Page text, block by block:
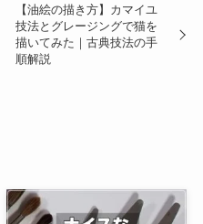
【油絵の描き方】カマイユ
技法とグレージングで猫を
描いてみた｜古典技法の手
順解説